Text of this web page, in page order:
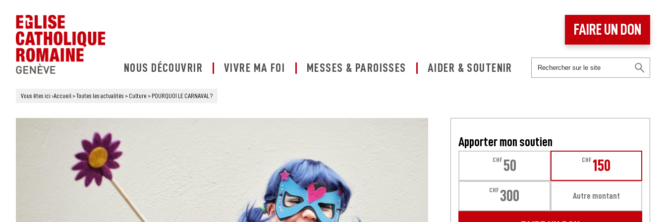
NOUS DÉCOUVRIR VIVRE MA FOI MESSES & PAROISSES AIDER & SOUTENIR
FAIRE UN DON
Vous êtes ici ›Accueil >Toutes les actualités > Culture > POURQUOI LE CARNAVAL ?
Apporter mon soutien
CHF 50 CHF 150
CHF 300 Autre montant